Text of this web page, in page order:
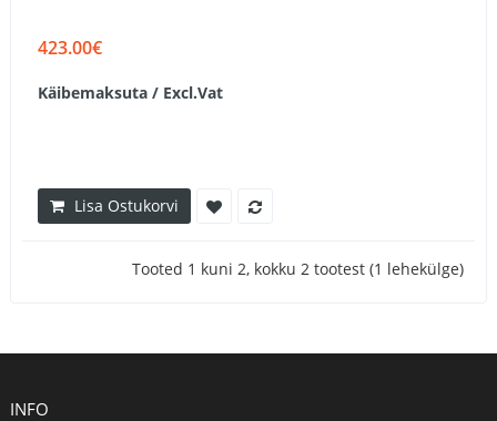
423.00€
Käibemaksuta / Excl.Vat
Lisa Ostukorvi
Tooted 1 kuni 2, kokku 2 tootest (1 lehekülge)
INFO